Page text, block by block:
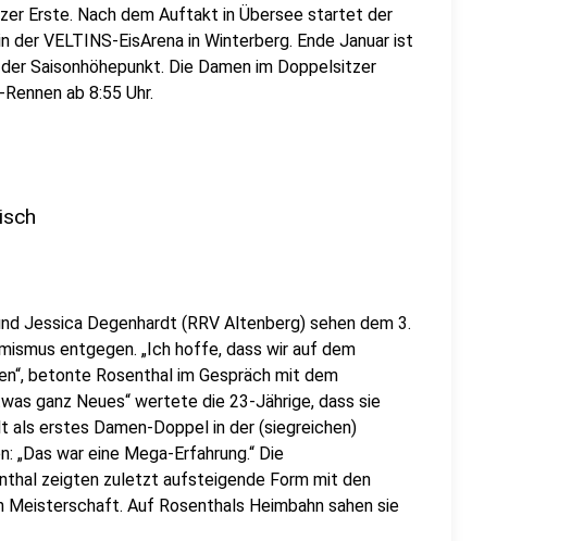
Erste. Nach dem Auftakt in Übersee startet der
der VELTINS-EisArena in Winterberg. Ende Januar ist
Saisonhöhepunkt. Die Damen im Doppelsitzer
ab 8:55 Uhr.
Jessica Degenhardt (RRV Altenberg) sehen dem 3.
entgegen. „Ich hoffe, dass wir auf dem
betonte Rosenthal im Gespräch mit dem
ganz Neues“ wertete die 23-Jährige, dass sie
erstes Damen-Doppel in der (siegreichen)
war eine Mega-Erfahrung.“ Die
zeigten zuletzt aufsteigende Form mit den
Meisterschaft. Auf Rosenthals Heimbahn sahen sie